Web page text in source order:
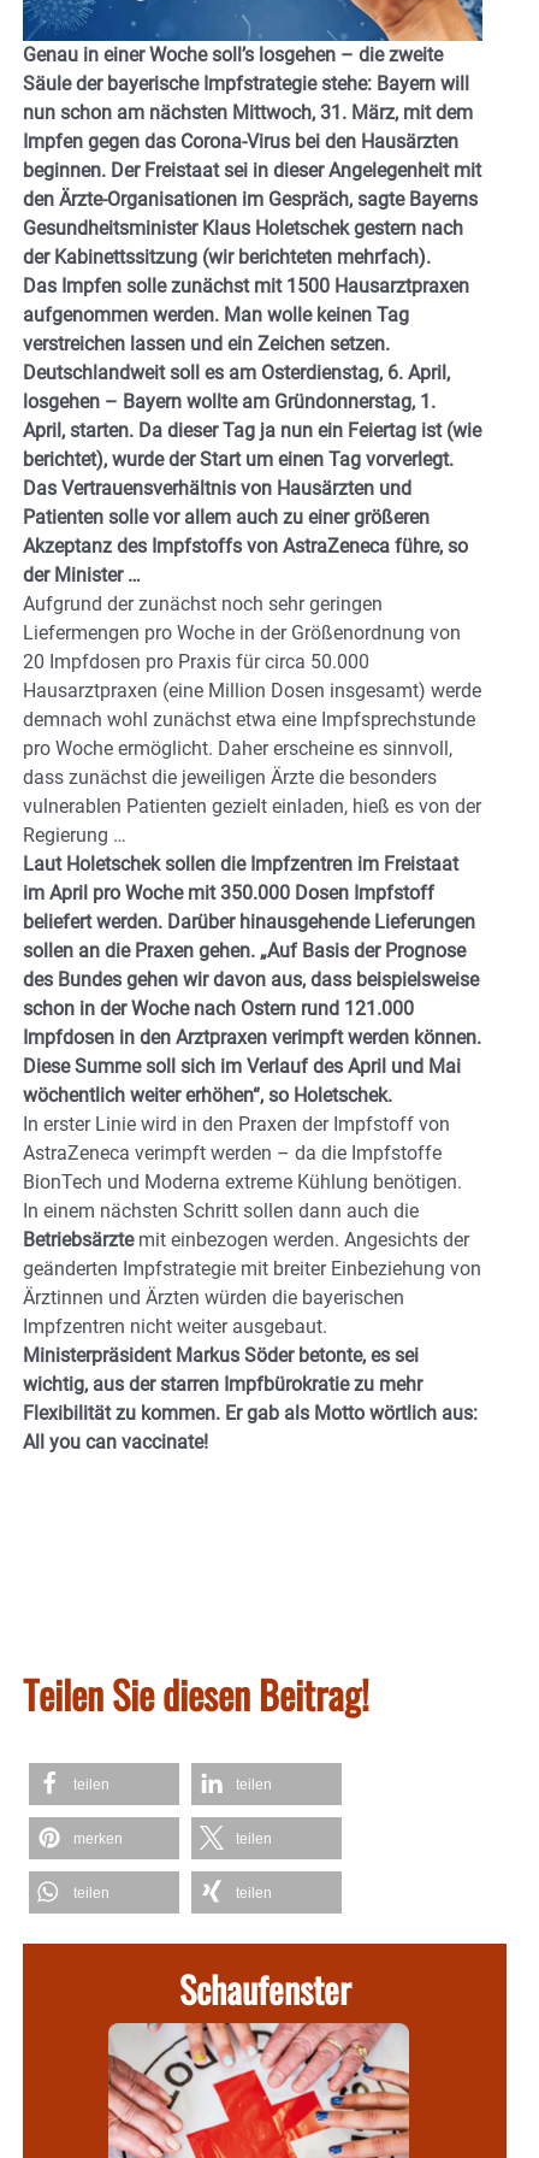
Genau in einer Woche soll’s losgehen – die zweite
Säule der bayerische Impfstrategie stehe: Bayern will
nun schon am nächsten Mittwoch, 31. März, mit dem
Impfen gegen das Corona-Virus bei den Hausärzten
beginnen. Der Freistaat sei in dieser Angelegenheit mit
den Ärzte-Organisationen im Gespräch, sagte Bayerns
Gesundheitsminister Klaus Holetschek gestern nach
der Kabinettssitzung (wir berichteten mehrfach).
Das Impfen solle zunächst mit 1500 Hausarztpraxen
aufgenommen werden. Man wolle keinen Tag
verstreichen lassen und ein Zeichen setzen.
Deutschlandweit soll es am Osterdienstag, 6. April,
losgehen – Bayern wollte am Gründonnerstag, 1.
April, starten. Da dieser Tag ja nun ein Feiertag ist (wie
berichtet), wurde der Start um einen Tag vorverlegt.
Das Vertrauensverhältnis von Hausärzten und
Patienten solle vor allem auch zu einer größeren
Akzeptanz des Impfstoffs von AstraZeneca führe, so
der Minister …
Aufgrund der zunächst noch sehr geringen
Liefermengen pro Woche in der Größenordnung von
20 Impfdosen pro Praxis für circa 50.000
Hausarztpraxen (eine Million Dosen insgesamt) werde
demnach wohl zunächst etwa eine Impfsprechstunde
pro Woche ermöglicht. Daher erscheine es sinn­voll,
dass zunächst die jeweiligen Ärzte die besonders
vulnerablen Patienten gezielt einladen, hieß es von der
Regierung …
Laut Holetschek sollen die Impfzentren im Freistaat
im April pro Woche mit 350.000 Dosen Impfstoff
beliefert werden. Darüber hinausgehende Lieferungen
sollen an die Praxen gehen. „Auf Basis der Prognose
des Bundes gehen wir davon aus, dass beispielsweise
schon in der Woche nach Ostern rund 121.000
Impfdosen in den Arztpraxen verimpft werden können.
Diese Summe soll sich im Verlauf des April und Mai
wöchentlich weiter erhöhen“, so Holetschek.
In erster Linie wird in den Praxen der Impfstoff von
AstraZeneca verimpft werden – da die Impfstoffe
BionTech und Moderna extreme Kühlung benötigen.
In einem nächsten Schritt sollen dann auch die
Betriebsärztemit einbezogen werden. Angesichts der
geänderten Impfstrategie mit breiter Einbeziehung von
Ärztinnen und Ärzten würden die bayerischen
Impfzentren nicht weiter ausgebaut.
Ministerpräsident Markus Söder betonte, es sei
wichtig, aus der starren Impfbürokratie zu mehr
Flexibilität zu kommen. Er gab als Motto wörtlich aus:
All you can vaccinate!
Teilen Sie diesen Beitrag!
teilen teilen
merken teilen
teilen teilen
Schaufenster